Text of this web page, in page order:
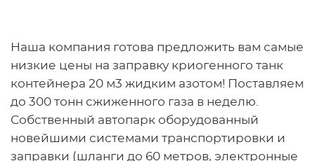
Наша компания готова предложить вам самые
низкие цены на заправку криогенного танк
контейнера 20 м3 жидким азотом! Поставляем
до 300 тонн сжиженного газа в неделю.
Собственный автопарк оборудованный
новейшими системами транспортировки и
заправки (шланги до 60 метров, электронные